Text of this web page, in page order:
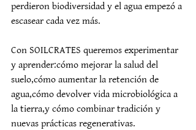
perdieron biodiversidad y el agua empezó a
escasear cada vez más.
Con SOILCRATES queremos experimentar
y aprender:cómo mejorar la salud del
suelo,cómo aumentar la retención de
agua,cómo devolver vida microbiológica a
la tierra,y cómo combinar tradición y
nuevas prácticas regenerativas.